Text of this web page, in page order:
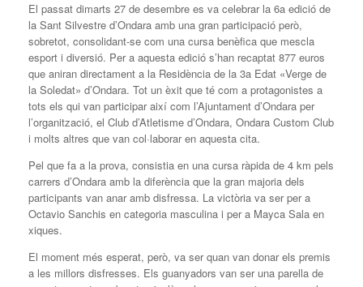
El passat dimarts 27 de desembre es va celebrar la 6a edició de
la Sant Silvestre d’Ondara amb una gran participació però,
sobretot, consolidant-se com una cursa benèfica que mescla
esport i diversió. Per a aquesta edició s’han recaptat 877 euros
que aniran directament a la Residència de la 3a Edat «Verge de
la Soledat» d’Ondara. Tot un èxit que té com a protagonistes a
tots els qui van participar així com l’Ajuntament d’Ondara per
l’organització, el Club d’Atletisme d’Ondara, Ondara Custom Club
i molts altres que van col·laborar en aquesta cita.
Pel que fa a la prova, consistia en una cursa ràpida de 4 km pels
carrers d’Ondara amb la diferència que la gran majoria dels
participants van anar amb disfressa. La victòria va ser per a
Octavio Sanchis en categoria masculina i per a Mayca Sala en
xiques.
El moment més esperat, però, va ser quan van donar els premis
a les millors disfresses. Els guanyadors van ser una parella de